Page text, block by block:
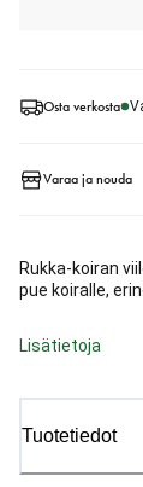
Osta verkosta
Varaa ja nouda
Rukka-koiran
pue koiralle,
Lisätietoja
Tuotetiedot